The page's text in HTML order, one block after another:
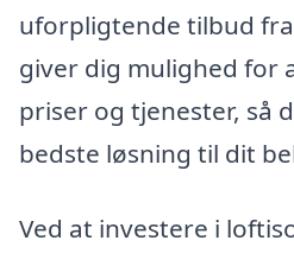
uforpligtende tilbud
giver dig mulighed for
priser og tjenester, så
bedste løsning til dit
Ved at investere i